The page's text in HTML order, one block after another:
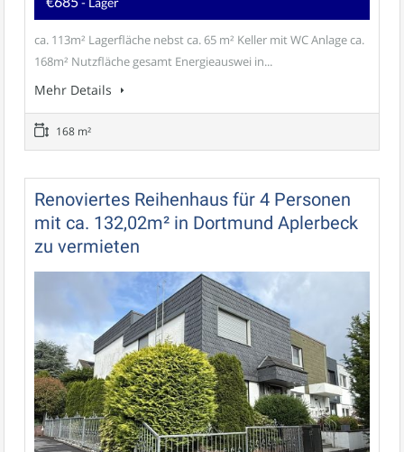
ca. 113m² Lagerfläche nebst ca. 65 m² Keller mit WC Anlage ca.
168m² Nutzfläche gesamt Energieauswei in...
Mehr Details
168 m²
Renoviertes Reihenhaus für 4 Personen
mit ca. 132,02m² in Dortmund Aplerbeck
zu vermieten